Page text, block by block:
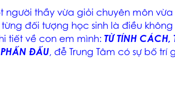
người thầy vừa giỏi chuyên môn
đối tượng học sinh là điều không
tiết về con em mình: TỪ TÍNH CÁCH,
PHẤN ĐẤU, đễ Trung Tâm có sự bố trí